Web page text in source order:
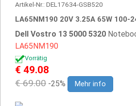
Artikel-Nr.: DEL17634-GSB520
LA65NM190 20V 3.25A 65W 100-
Dell Vostro 13 5000 5320
LA65NM190
Vorrätig
€ 49.08
€ 69.00 -25% Mehr info